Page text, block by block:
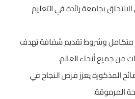
بجامعة رائدة في التعليم
متكامل وشروط تقديم شفافة تهدف
من جميع أنحاء العالم.
المذكورة يعزز فرص النجاح في
المرموقة.